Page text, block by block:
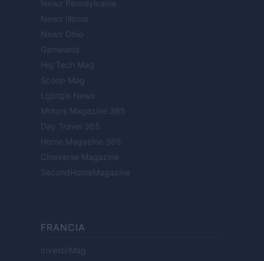
Newz Pennsylvania
Newz Illinois
Newz Ohio
Gameland
Hig Tech Mag
Scoop Mag
Lgbtqia News
Motors Magazine 365
Day Travel 365
Home Magazine 365
Cineverse Magazine
SecondHomeMagazine
FRANCIA
InvestirMag